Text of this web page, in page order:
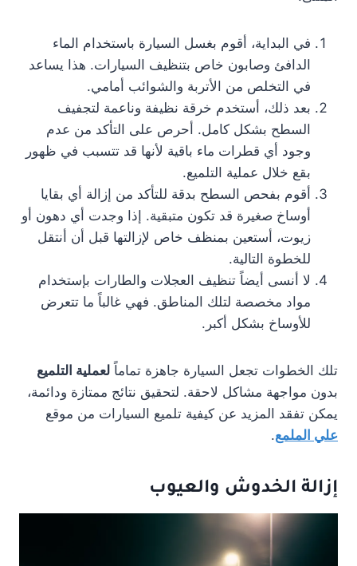
في البداية، أقوم بغسل السيارة باستخدام الماء
الدافئ وصابون خاص بتنظيف السيارات. هذا يساعد
في التخلص من الأتربة والشوائب أمامي.
بعد ذلك، أستخدم خرقة نظيفة وناعمة لتجفيف
السطح بشكل كامل. أحرص على التأكد من عدم
وجود أي قطرات ماء باقية لأنها قد تتسبب في ظهور
بقع خلال عملية التلميع.
أقوم بفحص السطح بدقة للتأكد من إزالة أي بقايا
أوساخ صغيرة قد تكون متبقية. إذا وجدت أي دهون أو
زيوت، أستعين بمنظف خاص لإزالتها قبل أن أنتقل
للخطوة التالية.
لا أنسى أيضاً تنظيف العجلات والطارات بإستخدام
مواد مخصصة لتلك المناطق. فهي غالباً ما تتعرض
للأوساخ بشكل أكبر.
تلك الخطوات تجعل السيارة جاهزة تماماً لعملية التلميع
بدون مواجهة مشاكل لاحقة. لتحقيق نتائج ممتازة ودائمة،
يمكن تفقد المزيد عن كيفية تلميع السيارات من موقع
علي الملمع.
إزالة الخدوش والعيوب